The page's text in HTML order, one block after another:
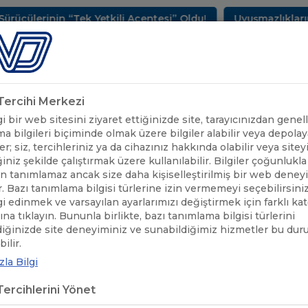
“Tek Yetkili Acentesi” Oldu! Uyuşmazlıkların
SEKTÖREL BİLGİLER UND YAYINLARI
UND'DEN HABERLER / GÜMRÜKLER GENEL MÜDÜRÜMÜZ
GENEL MÜDÜRÜMÜZ
Merkezi
bir web sitesini ziyaret ettiğinizde site, tarayıcınızdan
bilgileri biçiminde olmak üzere bilgiler alabilir veya
siz, tercihleriniz ya da cihazınız hakkında olabilir veya siteyi
şekilde çalıştırmak üzere kullanılabilir. Bilgiler
tanımlamaz ancak size daha kişiselleştirilmiş bir web
Bazı tanımlama bilgisi türlerine izin vermemeyi
edinmek ve varsayılan ayarlarımızı değiştirmek için farklı
tıklayın. Bununla birlikte, bazı tanımlama bilgisi türlerini
site deneyiminiz ve sunabildiğimiz hizmetler bu
Bilgi
Yönet